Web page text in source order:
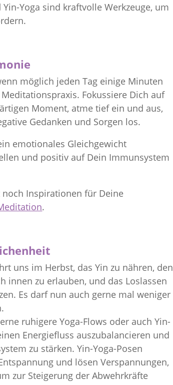
Yoga sind kraftvolle Werkzeuge, um
möglich jeden Tag einige Minuten
Fokussiere Dich auf
Moment, atme tief ein und aus,
Gedanken und Sorgen los.
emotionales Gleichgewicht
und positiv auf Dein Immunsystem
noch Inspirationen für Deine
.
uns im Herbst, das Yin zu nähren, den
innen zu erlauben, und das Loslassen
Es darf nun auch gerne mal weniger
ruhigere Yoga-Flows oder auch Yin-
Energiefluss auszubalancieren und
zu stärken. Yin-Yoga-Posen
und lösen Verspannungen,
zur Steigerung der Abwehrkräfte